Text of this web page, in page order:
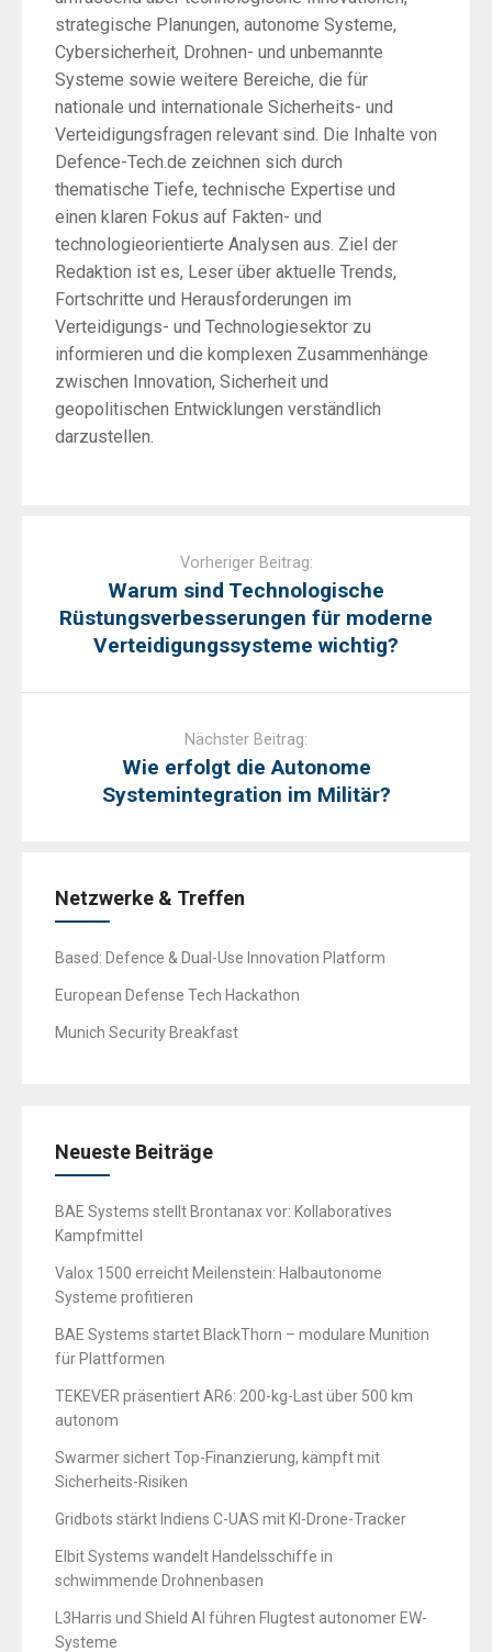
strategische Planungen, autonome Systeme,
Cybersicherheit, Drohnen- und unbemannte
Systeme sowie weitere Bereiche, die für
nationale und internationale Sicherheits- und
Verteidigungsfragen relevant sind. Die Inhalte von
Defence-Tech.de zeichnen sich durch
thematische Tiefe, technische Expertise und
einen klaren Fokus auf Fakten- und
technologieorientierte Analysen aus. Ziel der
Redaktion ist es, Leser über aktuelle Trends,
Fortschritte und Herausforderungen im
Verteidigungs- und Technologiesektor zu
informieren und die komplexen Zusammenhänge
zwischen Innovation, Sicherheit und
geopolitischen Entwicklungen verständlich
darzustellen.
Vorheriger Beitrag:
Warum sind Technologische
Rüstungsverbesserungen für moderne
Verteidigungssysteme wichtig?
Nächster Beitrag:
Wie erfolgt die Autonome
Systemintegration im Militär?
Netzwerke & Treffen
Based: Defence & Dual-Use Innovation Platform
European Defense Tech Hackathon
Munich Security Breakfast
Neueste Beiträge
BAE Systems stellt Brontanax vor: Kollaboratives
Kampfmittel
Valox 1500 erreicht Meilenstein: Halbautonome
Systeme profitieren
BAE Systems startet BlackThorn – modulare Munition
für Plattformen
TEKEVER präsentiert AR6: 200-kg-Last über 500 km
autonom
Swarmer sichert Top-Finanzierung, kämpft mit
Sicherheits-Risiken
Gridbots stärkt Indiens C-UAS mit KI-Drone-Tracker
Elbit Systems wandelt Handelsschiffe in
schwimmende Drohnenbasen
L3Harris und Shield AI führen Flugtest autonomer EW-
Systeme